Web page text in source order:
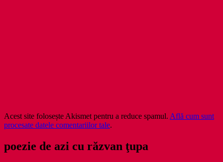
Acest site folosește Akismet pentru a reduce spamul. Află cum sunt
procesate datele comentariilor tale.
poezie de azi cu răzvan ţupa